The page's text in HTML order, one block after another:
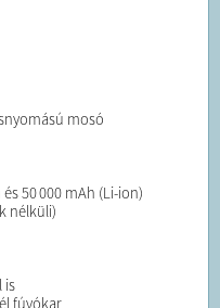
mosó
50 000 mAh (Li-ion)
nélküli)
is
fúvókar